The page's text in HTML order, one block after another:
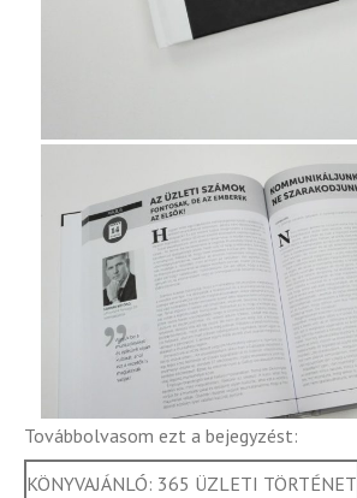
Továbbolvasom ezt a bejegyzést:
KÖNYVAJÁNLÓ: 365 ÜZLETI TÖRTÉNET